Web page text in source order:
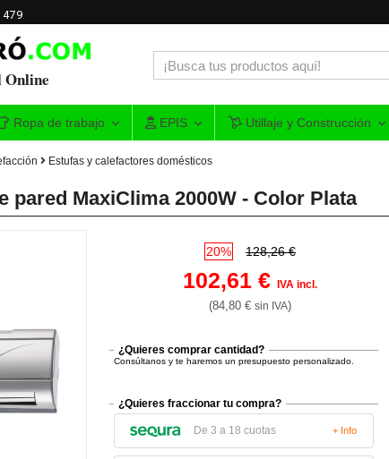
479
Online
Ropa de trabajo EPIS Utillaje y Construcción
Estufas y calefactores domésticos
pared MaxiClima 2000W - Color Plata
20% 128,26 €
102,61 €IVA incl.
(84,80 €sin IVA)
¿Quieres comprar cantidad?
Consúltanos y te haremos un presupuesto personalizado.
¿Quieres fraccionar tu compra?
De 3 a 18 cuotas + Info